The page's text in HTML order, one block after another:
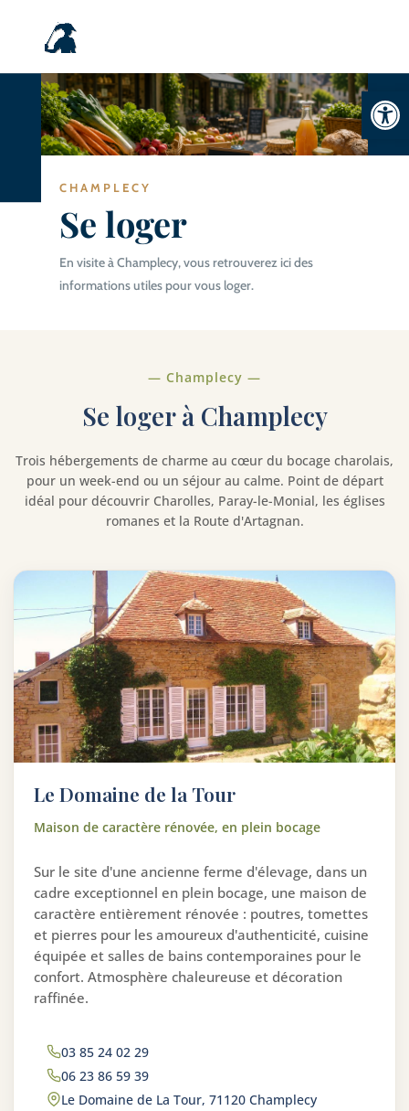
CHAMPLECY
Se loger
En visite à Champlecy, vous retrouverez ici des
informations utiles pour vous loger.
— Champlecy —
Se loger à Champlecy
Trois hébergements de charme au cœur du bocage charolais,
pour un week-end ou un séjour au calme. Point de départ
idéal pour découvrir Charolles, Paray-le-Monial, les églises
romanes et la Route d'Artagnan.
Le Domaine de la Tour
Maison de caractère rénovée, en plein bocage
Sur le site d'une ancienne ferme d'élevage, dans un
cadre exceptionnel en plein bocage, une maison de
caractère entièrement rénovée : poutres, tomettes
et pierres pour les amoureux d'authenticité, cuisine
équipée et salles de bains contemporaines pour le
confort. Atmosphère chaleureuse et décoration
raffinée.
03 85 24 02 29
06 23 86 59 39
Le Domaine de La Tour, 71120 Champlecy
Ouvrir